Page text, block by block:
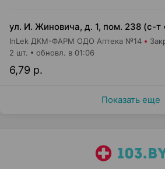
ул. И. Жиновича, д. 1, пом. 238 (с-т
InLek ДКМ-ФАРМ ОДО Аптека №14
6,79 р.
2 шт. обновл. в 01:06
Показать еще